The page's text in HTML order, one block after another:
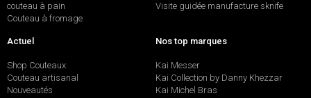
couteau à pain
Couteau à fromage
Visite guidée manufacture sknife
Actuel
Shop Couteaux
Couteau artisanal
Nouveautés
Nos top marques
Kai Messer
Kai Collection by Danny Khezzar
Kai Michel Bras